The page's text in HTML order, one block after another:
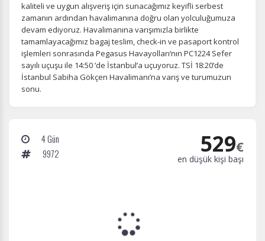
kaliteli ve uygun alışveriş için sunacağımız keyifli serbest
zamanın ardından havalimanına doğru olan yolculuğumuza
devam ediyoruz. Havalimanına varışımızla birlikte
tamamlayacağımız bagaj teslim, check-in ve pasaport kontrol
işlemleri sonrasında Pegasus Havayolları‘nın PC1224 Sefer
sayılı uçuşu ile 14:50 ’de İstanbul’a uçuyoruz. TSİ 18:20’de
İstanbul Sabiha Gökçen Havalimanı’na varış ve turumuzun
sonu.
4 Gün
9972
529€
en düşük kişi başı